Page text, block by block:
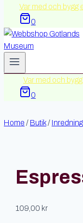
Var med och bygg
0
Var med och
0
Home / Butik/ Inredning
109,00 kr